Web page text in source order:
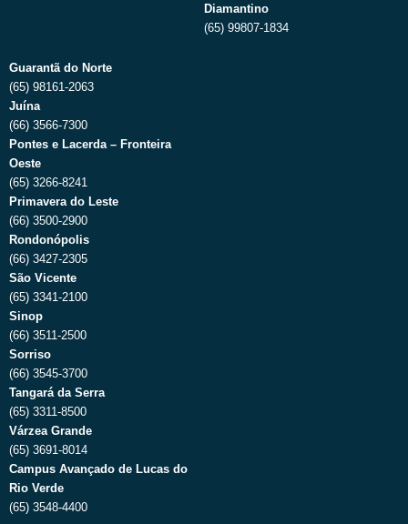
Diamantino
(65) 99807-1834
Guarantã do Norte
(65) 98161-2063
Juína
(66) 3566-7300
Pontes e Lacerda – Fronteira
Oeste
(65) 3266-8241
Primavera do Leste
(66) 3500-2900
Rondonópolis
(66) 3427-2305
São Vicente
(65) 3341-2100
Sinop
(66) 3511-2500
Sorriso
(66) 3545-3700
Tangará da Serra
(65) 3311-8500
Várzea Grande
(65) 3691-8014
Campus Avançado de Lucas do
Rio Verde
(65) 3548-4400